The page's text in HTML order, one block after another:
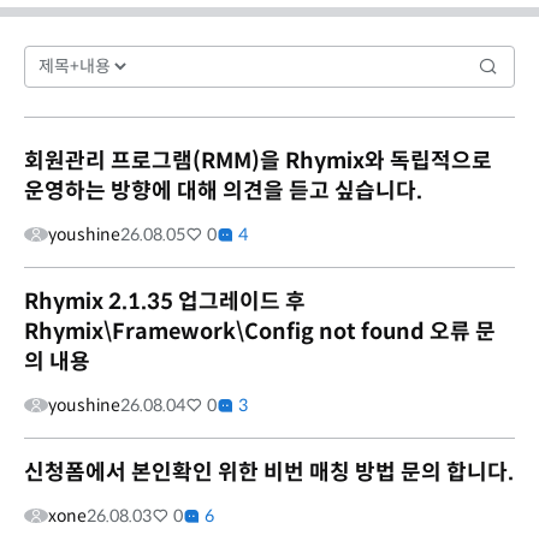
회원관리 프로그램(RMM)을 Rhymix와 독립적으로
운영하는 방향에 대해 의견을 듣고 싶습니다.
youshine26.08.05 0 4
Rhymix 2.1.35 업그레이드 후
Rhymix\Framework\Config not found 오류 문
의 내용
youshine26.08.04 0 3
신청폼에서 본인확인 위한 비번 매칭 방법 문의 합니다.
xone26.08.03 0 6